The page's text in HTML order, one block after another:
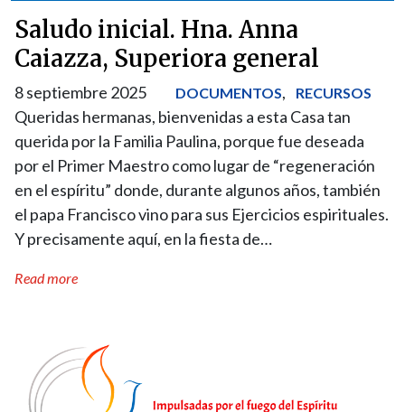
Saludo inicial. Hna. Anna
Caiazza, Superiora general
8 septiembre 2025 DOCUMENTOS, RECURSOS
Queridas hermanas, bienvenidas a esta Casa tan
querida por la Familia Paulina, porque fue deseada
por el Primer Maestro como lugar de “regeneración
en el espíritu” donde, durante algunos años, también
el papa Francisco vino para sus Ejercicios espirituales.
Y precisamente aquí, en la fiesta de…
Read more